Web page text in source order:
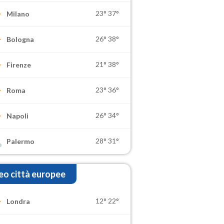
Milano 23° 37°
Bologna 26° 38°
Firenze 21° 38°
Roma 23° 36°
Napoli 26° 34°
Palermo 28° 31°
città europee
Londra 12° 22°